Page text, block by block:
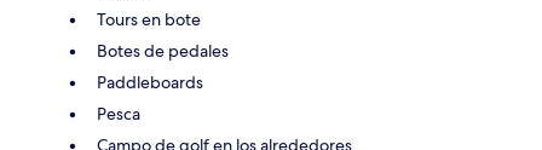
Tours en bote
Botes de pedales
Paddleboards
Pesca
Campo de golf en los alrededores